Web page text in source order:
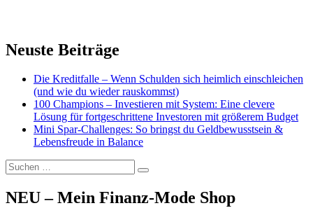
Neuste Beiträge
Die Kreditfalle – Wenn Schulden sich heimlich einschleichen
(und wie du wieder rauskommst)
100 Champions – Investieren mit System: Eine clevere
Lösung für fortgeschrittene Investoren mit größerem Budget
Mini Spar-Challenges: So bringst du Geldbewusstsein &
Lebensfreude in Balance
Suchen
nach:
Suchen
NEU – Mein Finanz-Mode Shop